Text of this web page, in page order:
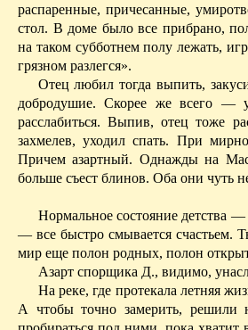
распаренные, причесанные,
стол. В доме было все прибрано,
на таком субботнем полу лежать,
грязном разлегся».
Отец любил тогда выпить,
добродушие. Скорее же всего —
расслабиться. Выпив, отец тоже
захмелев, уходил спать. При
Причем азартный. Однажды на
больше съест блинов. Оба они чуть
Нормальное состояние детства
— все быстро смывается счастьем.
мир еще полон родных, полон
Азарт спорщика Д., видимо,
На реке, где протекала летняя
А чтобы точно замерить, решили